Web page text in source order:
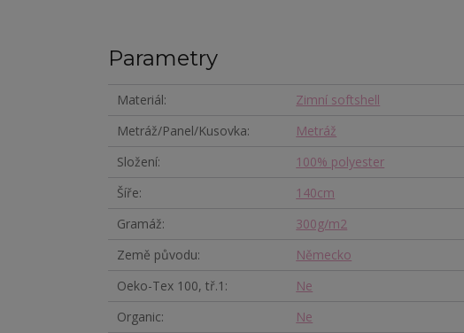
Parametry
Materiál
Zimní softshell
Metráž/Panel/Kusovka
Metráž
Složení
100% polyester
Šíře
140cm
Gramáž
300g/m2
Země původu
Německo
Oeko-Tex 100, tř.1
Ne
Organic
Ne